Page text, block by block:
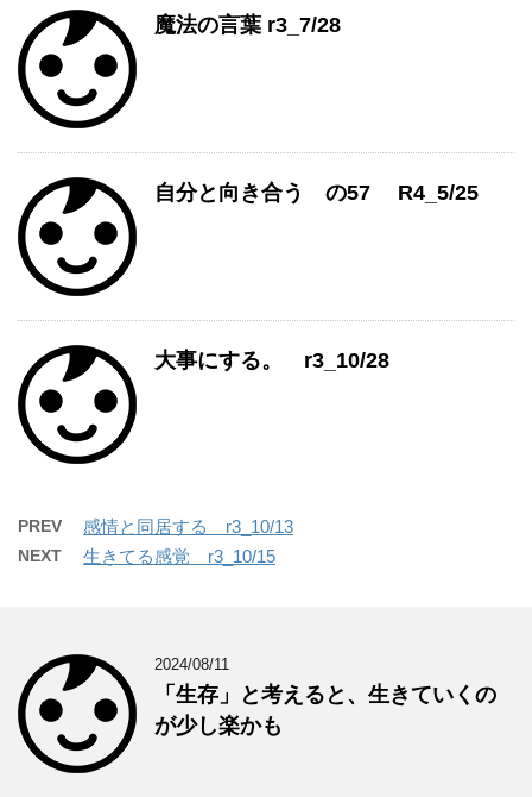
魔法の言葉 r3_7/28
自分と向き合う の57 R4_5/25
大事にする。 r3_10/28
PREV 感情と同居する r3_10/13
NEXT 生きてる感覚 r3_10/15
2024/08/11
「生存」と考えると、生きていくの
が少し楽かも